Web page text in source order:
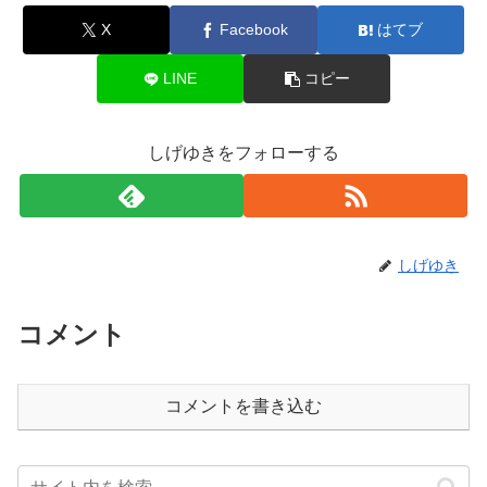
X Facebook はてブ
LINE コピー
しげゆきをフォローする
しげゆき
コメント
コメントを書き込む